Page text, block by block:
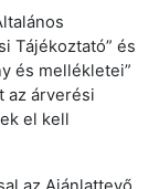
Tájékoztató” és
és mellékletei”
az árverési
el kell